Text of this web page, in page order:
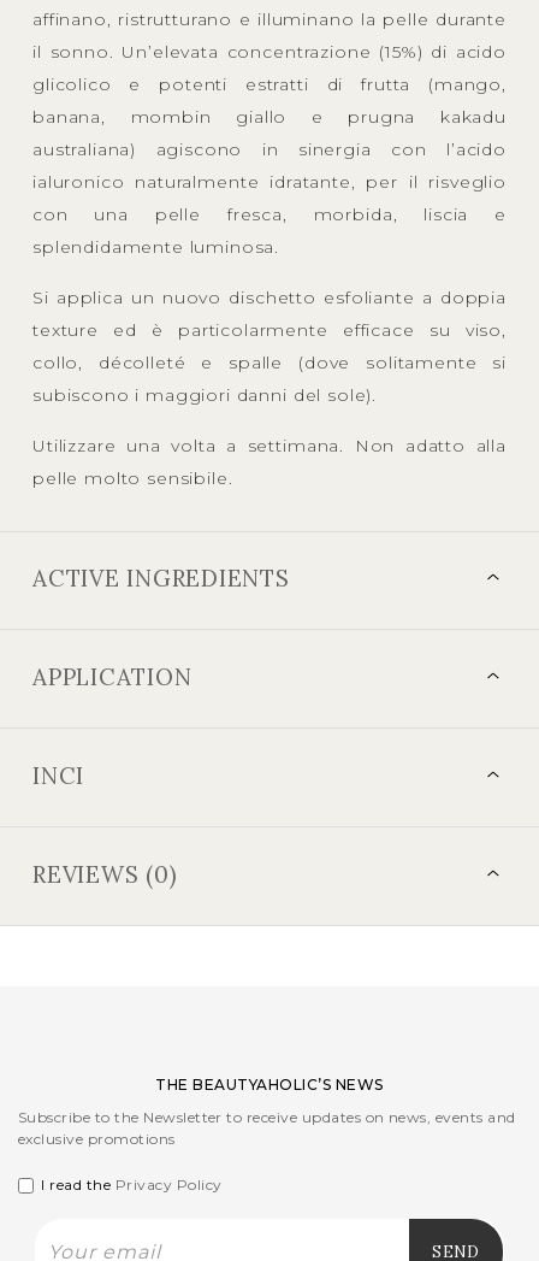
affinano, ristrutturano e illuminano la pelle durante
il sonno. Un’elevata concentrazione (15%) di acido
glicolico e potenti estratti di frutta (mango,
banana, mombin giallo e prugna kakadu
australiana) agiscono in sinergia con l’acido
ialuronico naturalmente idratante, per il risveglio
con una pelle fresca, morbida, liscia e
splendidamente luminosa.
Si applica un nuovo dischetto esfoliante a doppia
texture ed è particolarmente efficace su viso,
collo, décolleté e spalle (dove solitamente si
subiscono i maggiori danni del sole).
Utilizzare una volta a settimana. Non adatto alla
pelle molto sensibile.
ACTIVE INGREDIENTS
APPLICATION
INCI
REVIEWS (0)
THE BEAUTYAHOLIC’S NEWS
Subscribe to the Newsletter to receive updates on news, events and
exclusive promotions
I read the Privacy Policy